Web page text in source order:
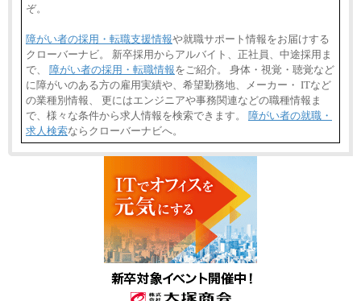
ぞ。
障がい者の採用・転職支援情報や就職サポート情報をお届けする
クローバーナビ。 新卒採用からアルバイト、正社員、中途採用ま
で、 障がい者の採用・転職情報をご紹介。 身体・視覚・聴覚など
に障がいのある方の雇用実績や、希望勤務地、メーカー・ ITなど
の業種別情報、 更にはエンジニアや事務関連などの職種情報ま
で、様々な条件から求人情報を検索できます。 障がい者の就職・
求人検索ならクローバーナビへ。